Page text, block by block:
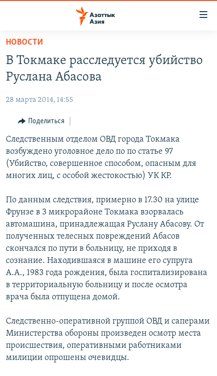
Вернуться
основному
содержанию
Вернутся
навигации
Вернутся
поиску
УЗБЕКИСТАН
ТАДЖИКИСТАН
ВОЙНА В УКРАИНЕ
НА ДРУГИХ ЯЗЫКАХ
ҚАЗАҚША
КЫРГЫЗЧА
ЎЗБЕКЧА
ТОҶИКӢ
Все сайты РСЕ/РС
НОВОСТИ
В Токмаке расследуется убийство
Руслана Абасова
28 марта 2014, 14:55
Поделиться
Следственным отделом ОВД города Токмака
возбуждено уголовное дело по по статье 97
(Убийство, совершенное способом, опасным для
многих лиц, с особой жестокостью) УК КР.
По данным следствия, примерно в 17.30 на улице
Фрунзе в 3 микрорайоне Токмака взорвалась
автомашина, принадлежащая Руслану Абасову. От
полученных телесных повреждений Абасов
скончался по пути в больницу, не приходя в
сознание. Находившаяся в машине его супруга
А.А., 1983 года рождения, была госпитализирована
в территориальную больницу и после осмотра
врача была отпущена домой.
Следственно-оперативной группой ОВД и саперами
Министерства обороны произведен осмотр места
происшествия, оперативными работниками
милиции опрошены очевидцы.